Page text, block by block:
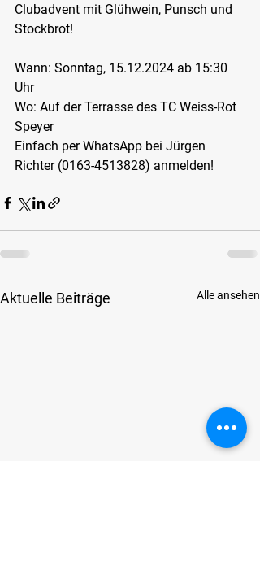
Clubadvent mit Glühwein, Punsch und
Stockbrot!
Wann: Sonntag, 15.12.2024 ab 15:30
Uhr
Wo: Auf der Terrasse des TC Weiss-Rot
Speyer
Einfach per WhatsApp bei Jürgen
Richter (0163-4513828) anmelden!
Aktuelle Beiträge Alle ansehen